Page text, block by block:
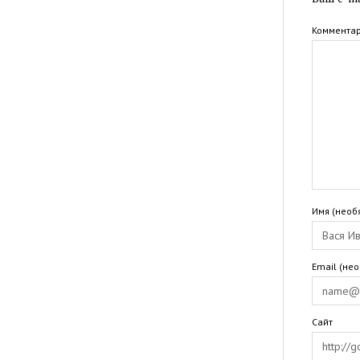
Имя
Email
Сайт